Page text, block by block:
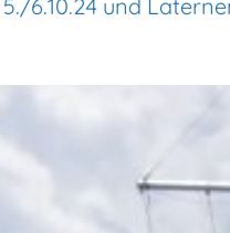
5./6.10.24 und